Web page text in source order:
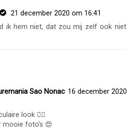
21 december 2020 om 16:41
ik hem niet, dat zou mij zelf ook niet
Sao Nonac 16 december 2020
look 👌🏽
mooie foto's 😍